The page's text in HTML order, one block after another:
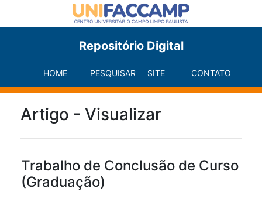
Repositório Digital
HOME PESQUISAR SITE CONTATO
Artigo - Visualizar
Trabalho de Conclusão de Curso
(Graduação)